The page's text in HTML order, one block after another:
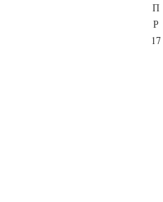
П
Р
17